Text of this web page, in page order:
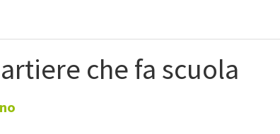
che fa scuola